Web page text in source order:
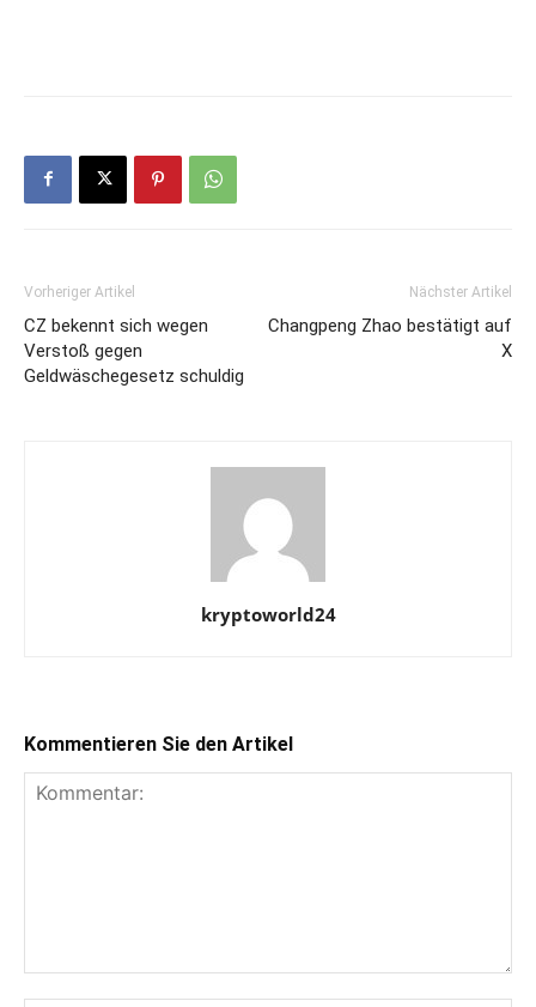
Vorheriger Artikel
CZ bekennt sich wegen
Verstoß gegen
Geldwäschegesetz schuldig
Nächster Artikel
Changpeng Zhao bestätigt auf
X
kryptoworld24
Kommentieren Sie den Artikel